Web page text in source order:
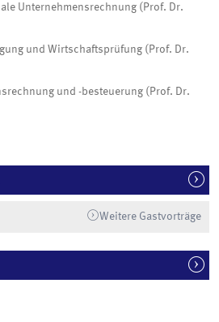
Unternehmensrechnung (Prof. Dr.
und Wirtschaftsprüfung (Prof. Dr.
und -besteuerung (Prof. Dr.
Weitere Gastvorträge